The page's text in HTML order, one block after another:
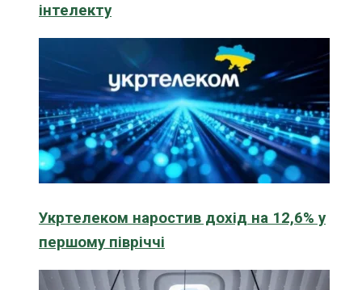
інтелекту
Укртелеком наростив дохід на 12,6% у
першому півріччі